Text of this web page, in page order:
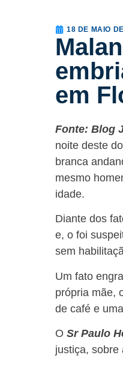
18 DE MAIO
em
Fonte: Blog
noite deste
branca
mesmo
idade.
Diante dos
e, o foi
sem
Um fato
própria mãe,
de café e
O Sr Paulo
justiça, sobre